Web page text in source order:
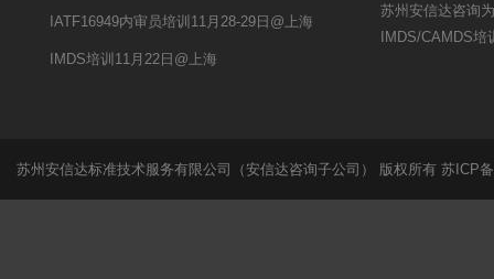
IATF16949内审员培训11月28-29日@上海
IMDS培训11月22日@上海
苏州安信达咨询
IMDS/CAMDS培
苏州安信达标准技术服务有限公司（安信达咨询子公司） 版权所有 苏ICP